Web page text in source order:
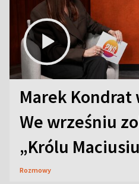
Marek Kondrat
We wrześniu
„Królu
Rozmowy